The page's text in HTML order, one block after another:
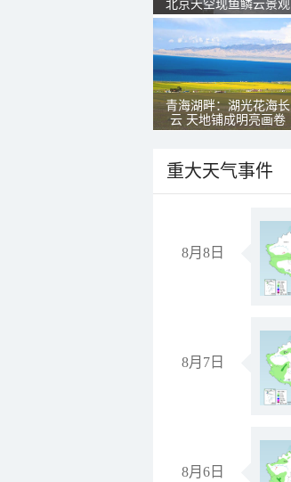
北京天空现鱼鳞云景观
青海湖畔：湖光花海长
云 天地铺成明亮画卷
重大天气事件
8月8日
8月7日
8月6日